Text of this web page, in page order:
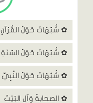
✿ شُبُهَاتٌ حَوْلَ القُرْآنِ
✿ شُبُهَاتٌ حَوْلَ السُنَةِ
✿ شُبُهَاتٌ حَوْلَ النَّبِيِّ
✿ الصحابةُ وَآلِ البَيْتَ